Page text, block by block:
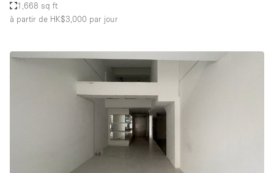
1,668 sq ft
à partir de HK$3,000 par jour